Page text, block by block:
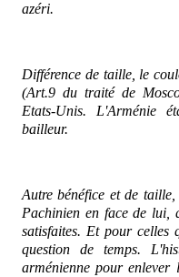
azéri.
Différence de taille, le
(Art.9 du traité de
Etats-Unis. L'Arménie
bailleur.
Autre bénéfice et de
Pachinien en face de lui,
satisfaites. Et pour celles
question de temps.
arménienne pour